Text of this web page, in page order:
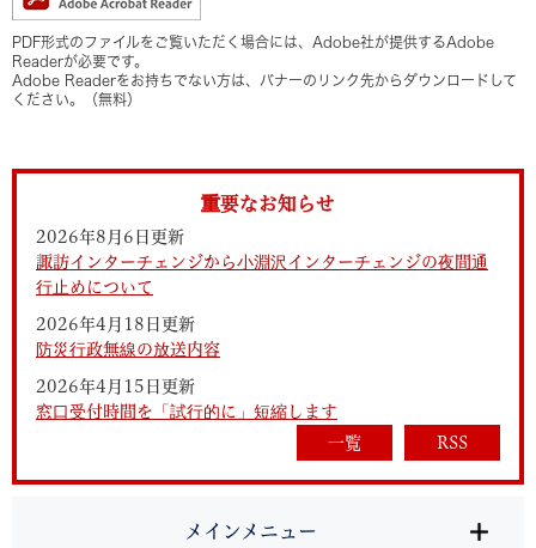
PDF形式のファイルをご覧いただく場合には、Adobe社が提供するAdobe
Readerが必要です。
Adobe Readerをお持ちでない方は、バナーのリンク先からダウンロードして
ください。（無料）
重要なお知らせ
2026年8月6日更新
諏訪インターチェンジから小淵沢インターチェンジの夜間通
行止めについて
2026年4月18日更新
防災行政無線の放送内容
2026年4月15日更新
窓口受付時間を「試行的に」短縮します
一覧
RSS
メインメニュー